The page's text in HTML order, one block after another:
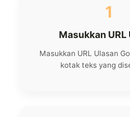
1
Masukkan URL
Masukkan URL Ulasan
kotak teks yang